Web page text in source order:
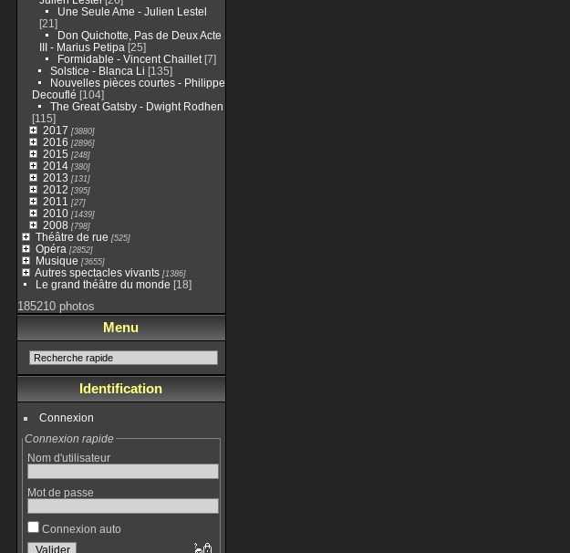
Une Seule Ame - Julien Lestel
[21]
Don Quichotte, Pas de Deux Acte
III - Marius Petipa [25]
Formidable - Vincent Chaillet[7]
Solstice - Blanca Li [135]
Nouvelles pièces courtes - Philippe
Decouflé [104]
The Great Gatsby - Dwight Rodhen
[115]
2017 [3880]
2016 [2896]
2015 [248]
2014[380]
2013 [131]
2012 [395]
2011 [27]
2010[1439]
2008 [798]
Théâtre de rue [525]
Opéra [2852]
Musique [3655]
Autres spectacles vivants[1386]
Le grand théâtre du monde [18]
185210 photos
Menu
Identification
Connexion
Connexion rapide
Nom d'utilisateur
Mot de passe
Connexion auto